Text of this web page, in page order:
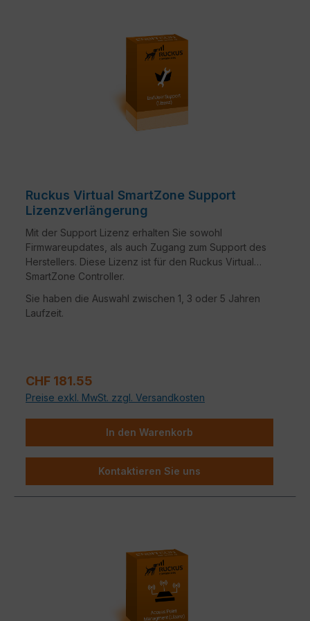
Ruckus Virtual SmartZone Support
Lizenzverlängerung
Mit der Support Lizenz erhalten Sie sowohl
Firmwareupdates, als auch Zugang zum Support des
Herstellers. Diese Lizenz ist für den Ruckus Virtual
SmartZone Controller.
Sie haben die Auswahl zwischen 1, 3 oder 5 Jahren
Laufzeit.
Verkaufspreis:
CHF 181.55
Preise exkl. MwSt. zzgl. Versandkosten
In den Warenkorb
Kontaktieren Sie uns